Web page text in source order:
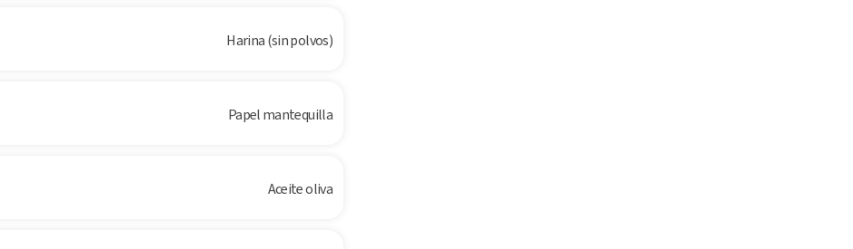
Harina (sin polvos)
Papel mantequilla
Aceite oliva